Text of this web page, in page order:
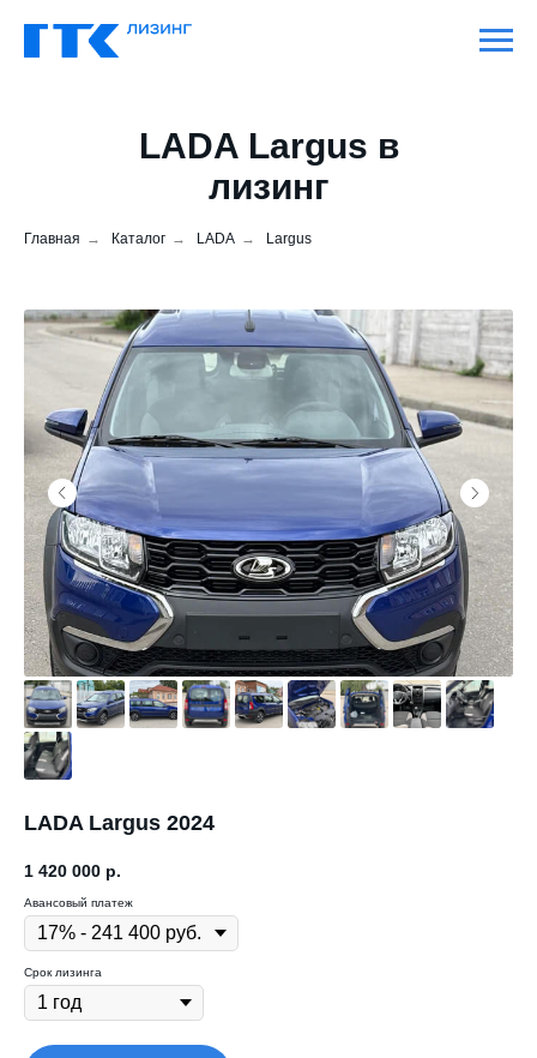
LADA Largus в
лизинг
Главная → Каталог → LADA → Largus
LADA Largus 2024
1 420 000 р.
Авансовый платеж
Срок лизинга